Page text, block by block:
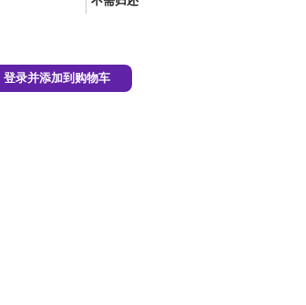
登录并添加到购物车